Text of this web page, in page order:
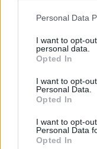
Personal Data
I want to opt-
personal data.
Opted In
I want to opt-
Personal Data.
Opted In
I want to opt-
Personal Data
Opted In
Nyomtatott
Médiaajánlat